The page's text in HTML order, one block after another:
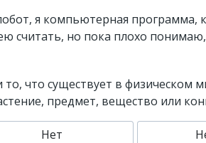
я компьютерная программа,
считать, но пока плохо
что существует в физическом
предмет, вещество или
Нет